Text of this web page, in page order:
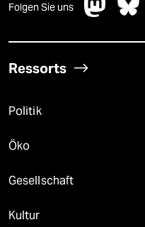
Folgen Sie uns
Ressorts
Politik
Öko
Gesellschaft
Kultur